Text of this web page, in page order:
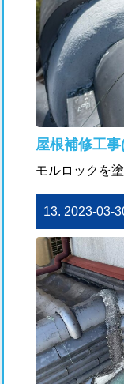
屋根補修工
モルロックを
13. 2023-03-